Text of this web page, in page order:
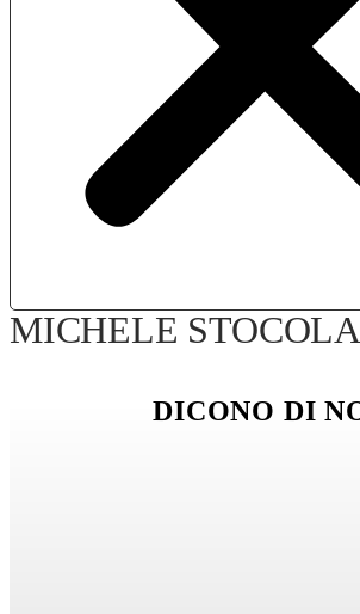
MICHELE STOCOLA
DICONO DI